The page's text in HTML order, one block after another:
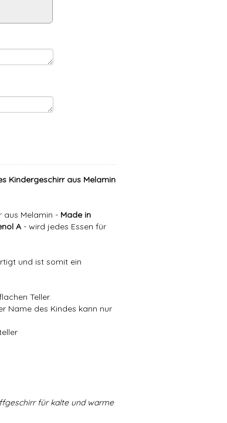
Kindergeschirr aus Melamin
aus Melamin - Made in
A- wird jedes Essen für
und ist somit ein
Teller.
Name des Kindes kann nur
für kalte und warme